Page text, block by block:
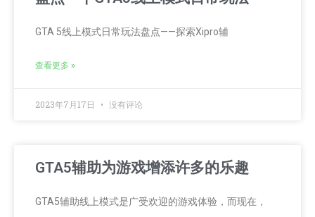
GTA 5线上模式日常玩法盘点——探索Xipro辅
查看更多 »
2023年7月17日 没有评论
GTA5辅助为游戏增添许多的乐趣
GTA5辅助线上模式是广受欢迎的游戏体验，而现在，